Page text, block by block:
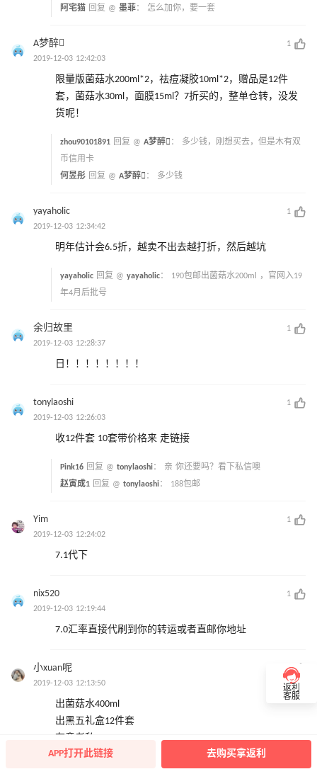
阿宅猫 回复 @ 墨菲： 怎么加你，要一套
A梦醉
1
2019-12-03 12:42:03
限量版菌菇水200ml*2，祛痘凝胶10ml*2，赠品是12件
套，菌菇水30ml，面膜15ml？7折买的，整单仓转，没发
货呢！
zhou90101891 回复 @ A梦醉 ： 多少钱，刚想买去，但是木有双
币信用卡
何昱彤 回复 @ A梦醉 ： 多少钱
yayaholic
1
2019-12-03 12:34:42
明年估计会6.5折，越卖不出去越打折，然后越坑
yayaholic 回复 @ yayaholic： 190包邮出菌菇水200ml ，官网入19
年4月后批号
余归故里
1
2019-12-03 12:28:37
日！！！！！！！！
tonylaoshi
1
2019-12-03 12:26:03
收12件套 10套带价格来 走链接
Pink16 回复 @ tonylaoshi： 亲 你还要吗？看下私信噢
赵寅成1 回复 @ tonylaoshi： 188包邮
Yim
1
2019-12-03 12:24:02
7.1代下
nix520
1
2019-12-03 12:19:44
7.0汇率直接代刷到你的转运或者直邮你地址
小xuan呢
1
2019-12-03 12:13:50
出菌菇水400ml
出黑五礼盒12件套
返利
客服
APP打开此链接 去购买拿返利